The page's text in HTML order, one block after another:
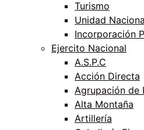
Turismo
Unidad
Incorporación
Ejercito Nacional
A.S.P.C
Acción Directa
Agrupación de
Alta Montaña
Artillería